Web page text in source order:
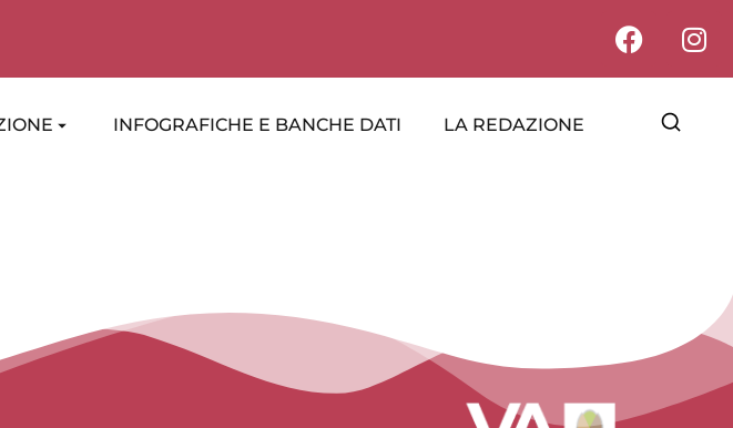
INFOGRAFICHE E BANCHE DATI LA REDAZIONE